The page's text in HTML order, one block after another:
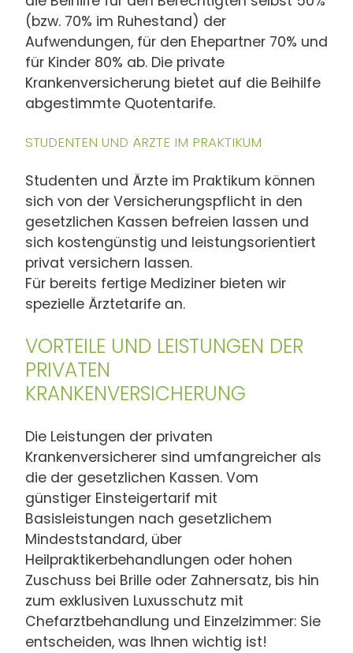
(bzw. 70% im Ruhestand) der
Aufwendungen, für den Ehepartner 70% und
für Kinder 80% ab. Die private
Krankenversicherung bietet auf die Beihilfe
abgestimmte Quotentarife.
STUDENTEN UND ÄRZTE IM PRAKTIKUM
Studenten und Ärzte im Praktikum können
sich von der Versicherungspflicht in den
gesetzlichen Kassen befreien lassen und
sich kostengünstig und leistungsorientiert
privat versichern lassen.
Für bereits fertige Mediziner bieten wir
spezielle Ärztetarife an.
VORTEILE UND LEISTUNGEN DER
PRIVATEN
KRANKENVERSICHERUNG
Die Leistungen der privaten
Krankenversicherer sind umfangreicher als
die der gesetzlichen Kassen. Vom
günstiger Einsteigertarif mit
Basisleistungen nach gesetzlichem
Mindeststandard, über
Heilpraktikerbehandlungen oder hohen
Zuschuss bei Brille oder Zahnersatz, bis hin
zum exklusiven Luxusschutz mit
Chefarztbehandlung und Einzelzimmer: Sie
entscheiden, was Ihnen wichtig ist!